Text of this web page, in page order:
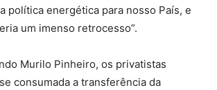
política energética para nosso País, e
um imenso retrocesso”.
Murilo Pinheiro, os privatistas
consumada a transferência da